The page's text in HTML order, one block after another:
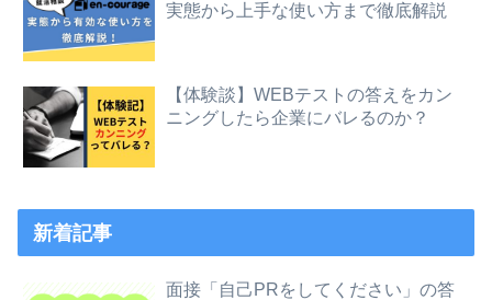
実態から上手な使い方まで徹底解説
【体験談】WEBテストの答えをカン
ニングしたら企業にバレるのか？
新着記事
面接「自己PRをしてください」の答